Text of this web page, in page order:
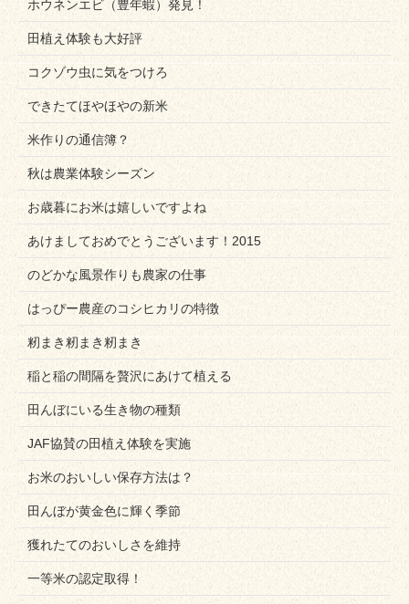
ホウネンエビ（豊年蝦）発見！
田植え体験も大好評
コクゾウ虫に気をつけろ
できたてほやほやの新米
米作りの通信簿？
秋は農業体験シーズン
お歳暮にお米は嬉しいですよね
あけましておめでとうございます！2015
のどかな風景作りも農家の仕事
はっぴー農産のコシヒカリの特徴
籾まき籾まき籾まき
稲と稲の間隔を贅沢にあけて植える
田んぼにいる生き物の種類
JAF協賛の田植え体験を実施
お米のおいしい保存方法は？
田んぼが黄金色に輝く季節
獲れたてのおいしさを維持
一等米の認定取得！